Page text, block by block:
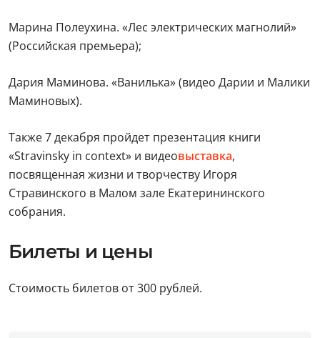
Марина Полеухина. «Лес электрических магнолий»
(Российская премьера);
Дария Маминова. «Ванилька» (видео Дарии и Малики
Маминовых).
Также 7 декабря пройдет презентация книги
«Stravinsky in context» и видеовыставка,
посвященная жизни и творчеству Игоря
Стравинского в Малом зале Екатерининского
собрания.
Билеты и цены
Стоимость билетов от 300 рублей.